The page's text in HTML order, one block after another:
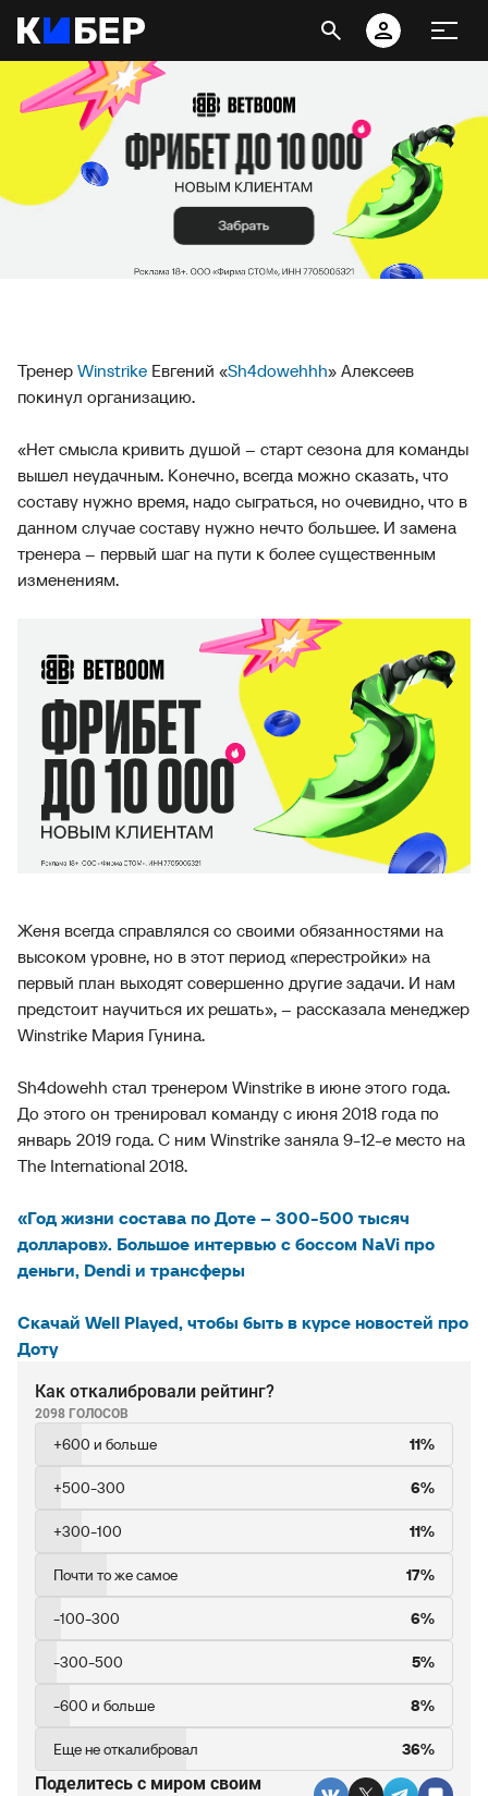
Тренер Winstrike Евгений «Sh4dowehhh» Алексеев
покинул организацию.
«Нет смысла кривить душой – старт сезона для команды
вышел неудачным. Конечно, всегда можно сказать, что
составу нужно время, надо сыграться, но очевидно, что в
данном случае составу нужно нечто большее. И замена
тренера – первый шаг на пути к более существенным
изменениям.
Женя всегда справлялся со своими обязанностями на
высоком уровне, но в этот период «перестройки» на
первый план выходят совершенно другие задачи. И нам
предстоит научиться их решать», – рассказала менеджер
Winstrike Мария Гунина.
Sh4dowehh стал тренером Winstrike в июне этого года.
До этого он тренировал команду с июня 2018 года по
январь 2019 года. С ним Winstrike заняла 9-12-е место на
The International 2018.
«Год жизни состава по Доте – 300-500 тысяч
долларов». Большое интервью с боссом NaVi про
деньги, Dendi и трансферы
Скачай Well Played, чтобы быть в курсе новостей про
Доту
Как откалибровали рейтинг?
2098 ГОЛОСОВ
+600 и больше 11%
+500-300 6%
+300-100 11%
Почти то же самое 17%
-100-300 6%
-300-500 5%
-600 и больше 8%
Еще не откалибровал 36%
Поделитесь c миром своим